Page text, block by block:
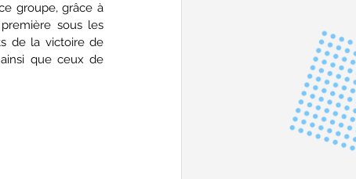
groupe, grâce à
sous les
de la victoire de
que ceux de